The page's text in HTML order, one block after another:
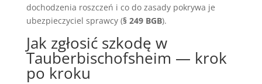
dochodzenia roszczeń i co do zasady pokrywa je
ubezpieczyciel sprawcy (§ 249 BGB).
Jak zgłosić szkodę w
Tauberbischofsheim — krok
po kroku